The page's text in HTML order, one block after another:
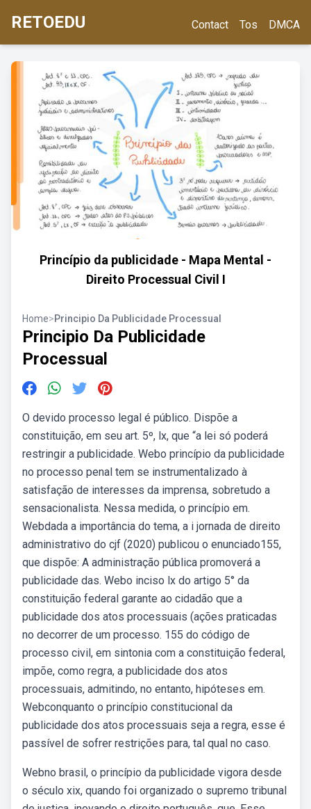
RETOEDU Contact Tos DMCA
Princípio da publicidade - Mapa Mental -
Direito Processual Civil I
Home>Principio Da Publicidade Processual
Principio Da Publicidade
Processual
O devido processo legal é público. Dispõe a
constituição, em seu art. 5º, lx, que “a lei só poderá
restringir a publicidade. Webo princípio da publicidade
no processo penal tem se instrumentalizado à
satisfação de interesses da imprensa, sobretudo a
sensacionalista. Nessa medida, o princípio em.
Webdada a importância do tema, a i jornada de direito
administrativo do cjf (2020) publicou o enunciado155,
que dispõe: A administração pública promoverá a
publicidade das. Webo inciso lx do artigo 5° da
constituição federal garante ao cidadão que a
publicidade dos atos processuais (ações praticadas
no decorrer de um processo. 155 do código de
processo civil, em sintonia com a constituição federal,
impõe, como regra, a publicidade dos atos
processuais, admitindo, no entanto, hipóteses em.
Webconquanto o princípio constitucional da
publicidade dos atos processuais seja a regra, esse é
passível de sofrer restrições para, tal qual no caso.
Webno brasil, o princípio da publicidade vigora desde
o século xix, quando foi organizado o supremo tribunal